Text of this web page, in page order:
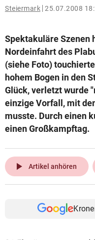
Muthgasse 2, 1190 Wien
Steiermark 25.07.2008
Spektakuläre Szenen
Nordeinfahrt des
(siehe Foto)
hohem Bogen in den
Glück, verletzt wurde
einzige Vorfall, mit
musste. Durch einen
einen Großkampftag.
play_arrow Artikel anhören